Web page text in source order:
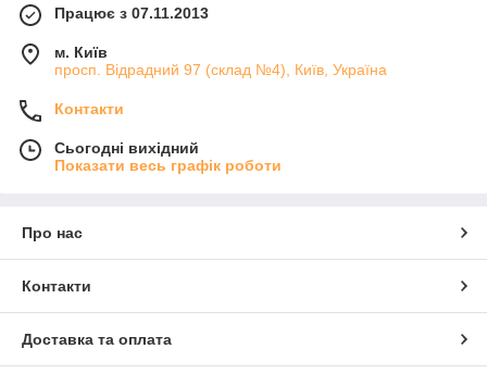
Працює з 07.11.2013
м. Київ
просп. Відрадний 97 (склад №4), Київ, Україна
Контакти
Сьогодні вихідний
Показати весь графік роботи
Про нас
Контакти
Доставка та оплата